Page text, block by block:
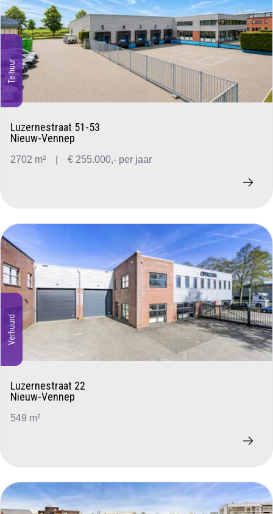
Te huur
Luzernestraat 51-53
Nieuw-Vennep
2702 m² € 255.000,- per jaar
Verhuurd
Luzernestraat 22
Nieuw-Vennep
549 m²